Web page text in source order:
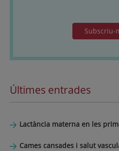
Subscriu-
Últimes entrades
Lactància materna en les
Cames cansades i salut